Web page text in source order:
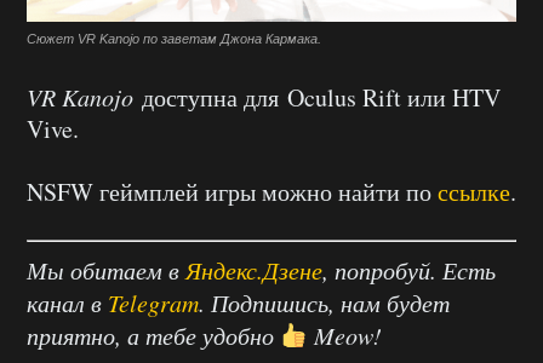
Сюжет VR Kanojo по заветам Джона Кармака.
VR Kanojo доступна для Oculus Rift или HTV
Vive.
NSFW геймплей игры можно найти поссылке.
Мы обитаем вЯндекс.Дзене, попробуй. Есть
канал в Telegram. Подпишись, нам будет
приятно, а тебе удобно
Meow!